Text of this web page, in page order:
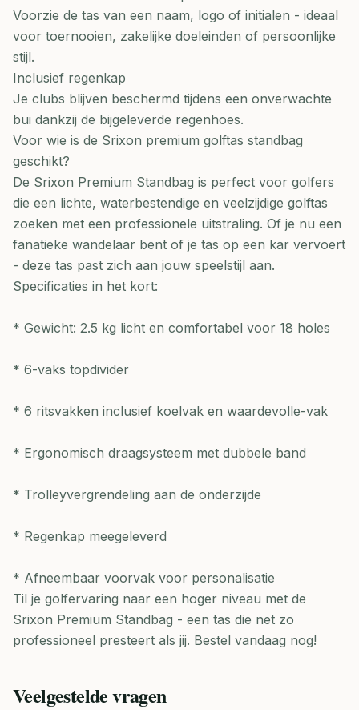
Voorzie de tas van een naam, logo of initialen - ideaal
voor toernooien, zakelijke doeleinden of persoonlijke
stijl.
Inclusief regenkap
Je clubs blijven beschermd tijdens een onverwachte
bui dankzij de bijgeleverde regenhoes.
Voor wie is de Srixon premium golftas standbag
geschikt?
De Srixon Premium Standbag is perfect voor golfers
die een lichte, waterbestendige en veelzijdige golftas
zoeken met een professionele uitstraling. Of je nu een
fanatieke wandelaar bent of je tas op een kar vervoert
- deze tas past zich aan jouw speelstijl aan.
Specificaties in het kort:
* Gewicht: 2.5 kg licht en comfortabel voor 18 holes
* 6-vaks topdivider
* 6 ritsvakken inclusief koelvak en waardevolle-vak
* Ergonomisch draagsysteem met dubbele band
* Trolleyvergrendeling aan de onderzijde
* Regenkap meegeleverd
* Afneembaar voorvak voor personalisatie
Til je golfervaring naar een hoger niveau met de
Srixon Premium Standbag - een tas die net zo
professioneel presteert als jij. Bestel vandaag nog!
Veelgestelde vragen